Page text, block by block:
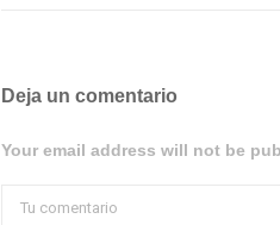
Deja un comentario
Your email address will not be